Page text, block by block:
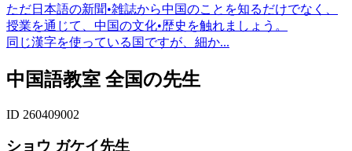
ただ日本語の新聞•雑誌から中国のことを知るだけでなく、
授業を通じて、中国の文化•歴史を触れましょう。
同じ漢字を使っている国ですが、細か...
中国語教室 全国の先生
ID 260409002
ショウ ガケイ先生